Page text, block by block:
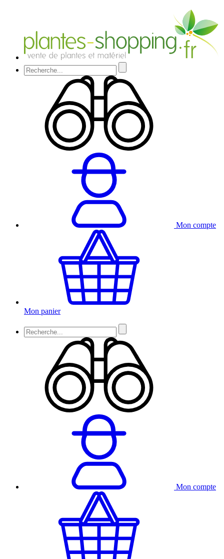
Mon compte
Mon panier
Mon compte